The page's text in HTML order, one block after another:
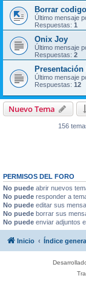
Borrar
Último mensaje
Respuestas: 1
Onix Joy
Último mensaje
Respuestas: 2
Presentación
Último mensaje
Respuestas: 12
Nuevo Tema
156
PERMISOS DEL FORO
No puede abrir nuevos
No puede responder a
No puede editar sus
No puede borrar sus
No puede enviar adjuntos
Inicio Índice